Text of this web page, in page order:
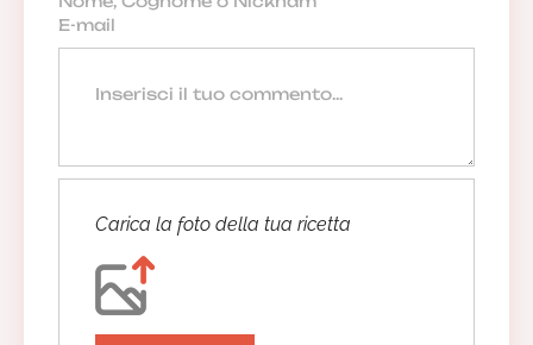
Carica la foto della tua ricetta